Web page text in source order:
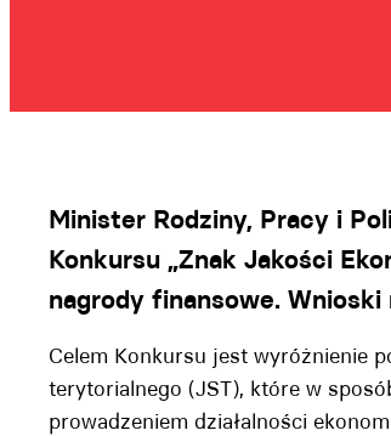
Minister Rodziny, Pracy i
Konkursu „Znak Jakości
nagrody finansowe.
Celem Konkursu jest wyróżnienie
terytorialnego (JST), które w
prowadzeniem działalności